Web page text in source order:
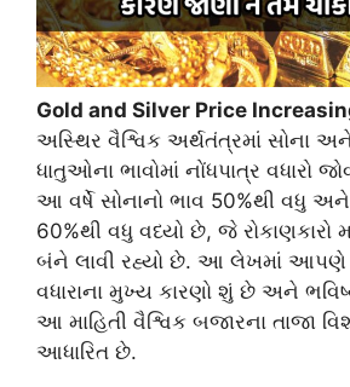
Gold and Silver Price
અસ્થિર વૈશ્વિક અર્થતંત્રમાં સોના
ધાતુઓના ભાવોમાં નોંધપાત્ર વધારો
આ વર્ષે સોનાનો ભાવ 50%થી વધુ અને
60%થી વધુ વધ્યો છે, જે રોકાણકારો
બંને લાવી રહ્યો છે. આ લેખમાં
વધારાના મુખ્ય કારણો શું છે અને
આ માહિતી વૈશ્વિક બજારના તાજા
આધારિત છે.